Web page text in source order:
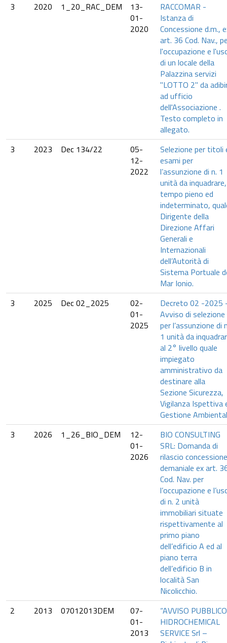
3
2020 1_20_RAC_DEM
13-
01-
2020
RACCOMAR -
Istanza di
Concessione d.m.,
art. 36 Cod. Nav.,
l'occupazione e
di un locale della
Palazzina servizi
"LOTTO 2" da
ad ufficio
dell'Associazione .
Testo completo in
allegato.
3
2023 Dec 134/22
05-
12-
2022
Selezione per titoli
esami per
l’assunzione di n. 1
unità da
tempo pieno ed
indeterminato,
Dirigente della
Direzione Affari
Generali e
Internazionali
dell’Autorità di
Sistema Portuale
Mar Ionio.
3
2025 Dec 02_2025
02-
01-
2025
Decreto 02 -2025
Avviso di selezione
per l’assunzione di
1 unità da
al 2° livello quale
impiegato
amministrativo da
destinare alla
Sezione Sicurezza,
Vigilanza Ispettiva
Gestione
3
2026 1_26_BIO_DEM
12-
01-
2026
BIO CONSULTING
SRL: Domanda di
rilascio concessione
demaniale ex art.
Cod. Nav. per
l’occupazione e
di n. 2 unità
immobiliari situate
rispettivamente al
primo piano
dell’edificio A ed al
piano terra
dell’edificio B in
località San
Nicolicchio.
2
2013 07012013DEM
07-
01-
2013
“AVVISO
HIDROCHEMICAL
SERVICE Srl –